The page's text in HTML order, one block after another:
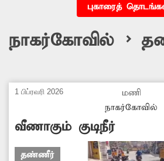
புகாரைத்
நாகர்கோவில் >
1 பிப்ரவரி 2026
மணி
நாகர்கோவில்
வீணாகும் குடிநீர்
தண்ணீர்